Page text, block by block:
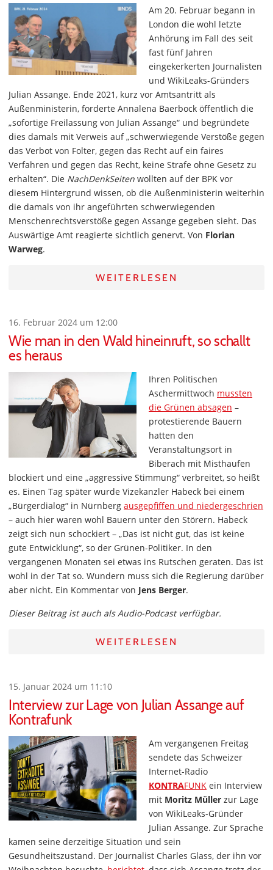
Am 20. Februar begann in
London die wohl letzte
Anhörung im Fall des seit
fast fünf Jahren
eingekerkerten Journalisten
und WikiLeaks-Gründers
Julian Assange. Ende 2021, kurz vor Amtsantritt als
Außenministerin, forderte Annalena Baerbock öffentlich die
„sofortige Freilassung von Julian Assange“ und begründete
dies damals mit Verweis auf „schwerwiegende Verstöße gegen
das Verbot von Folter, gegen das Recht auf ein faires
Verfahren und gegen das Recht, keine Strafe ohne Gesetz zu
erhalten“. Die NachDenkSeiten wollten auf der BPK vor
diesem Hintergrund wissen, ob die Außenministerin weiterhin
die damals von ihr angeführten schwerwiegenden
Menschenrechtsverstöße gegen Assange gegeben sieht. Das
Auswärtige Amt reagierte sichtlich genervt. Von Florian
Warweg.
WEITERLESEN
16. Februar 2024 um 12:00
Wie man in den Wald hineinruft, so schallt
es heraus
Ihren Politischen
Aschermittwoch mussten
die Grünen absagen –
protestierende Bauern
hatten den
Veranstaltungsort in
Biberach mit Misthaufen
blockiert und eine „aggressive Stimmung“ verbreitet, so heißt
es. Einen Tag später wurde Vizekanzler Habeck bei einem
„Bürgerdialog“ in Nürnberg ausgepfiffen und niedergeschrien
– auch hier waren wohl Bauern unter den Störern. Habeck
zeigt sich nun schockiert – „Das ist nicht gut, das ist keine
gute Entwicklung“, so der Grünen-Politiker. In den
vergangenen Monaten sei etwas ins Rutschen geraten. Das ist
wohl in der Tat so. Wundern muss sich die Regierung darüber
aber nicht. Ein Kommentar von Jens Berger.
Dieser Beitrag ist auch als Audio-Podcast verfügbar.
WEITERLESEN
15. Januar 2024 um 11:10
Interview zur Lage von Julian Assange auf
Kontrafunk
Am vergangenen Freitag
sendete das Schweizer
Internet-Radio
KONTRAFUNK ein Interview
mit Moritz Müller zur Lage
von WikiLeaks-Gründer
Julian Assange. Zur Sprache
kamen seine derzeitige Situation und sein
Gesundheitszustand. Der Journalist Charles Glass, der ihn vor